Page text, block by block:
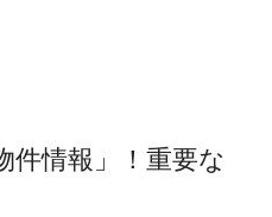
件情報」！重要な